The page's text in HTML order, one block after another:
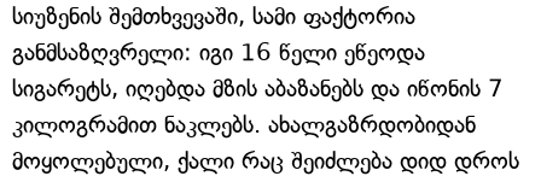
სიუზენის შემთხვევაში, სამი ფაქტორია
განმსაზღვრელი: იგი 16 წელი ეწეოდა
სიგარეტს, იღებდა მზის აბაზანებს და იწონის 7
კილოგრამით ნაკლებს. ახალგაზრდობიდან
მოყოლებული, ქალი რაც შეიძლება დიდ დროს